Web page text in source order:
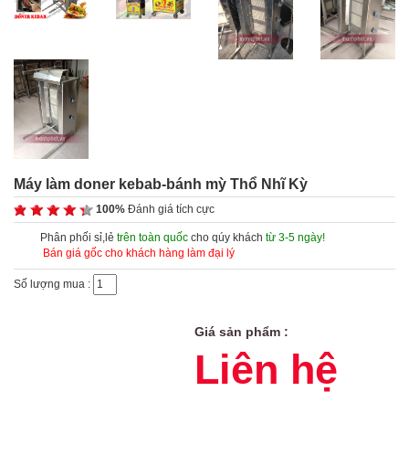
Máy làm doner kebab-bánh mỳ Thổ Nhĩ Kỳ
100% Đánh giá tích cực
Phân phối sỉ,lẻ trên toàn quốc cho qúy khách từ 3-5 ngày!
Bán giá gốc cho khách hàng làm đại lý
Số lượng mua :
Giá sản phẩm :
Liên hệ